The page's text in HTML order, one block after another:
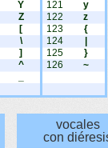
Y
Z
[
\
]
^
121
y
122
z
123
{
124
125
}
126
~
vocales
con